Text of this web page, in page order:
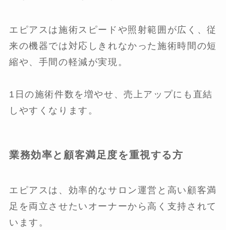
エピアスは施術スピードや照射範囲が広く、従
来の機器では対応しきれなかった施術時間の短
縮や、手間の軽減が実現。
1日の施術件数を増やせ、売上アップにも直結
しやすくなります。
業務効率と顧客満足度を重視する方
エピアスは、効率的なサロン運営と高い顧客満
足を両立させたいオーナーから高く支持されて
います。